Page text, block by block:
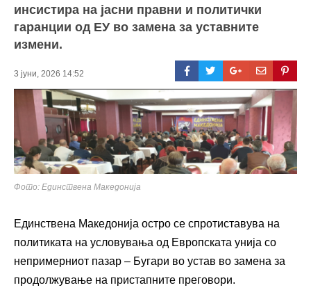
инсистира на јасни правни и политички
гаранции од ЕУ во замена за уставните
измени.
3 јуни, 2026 14:52
Фото: Единствена Македонија
Единствена Македонија остро се спротиставува на
политиката на условувања од Европската унија со
непримерниот пазар – Бугари во устав во замена за
продолжување на пристапните преговори.